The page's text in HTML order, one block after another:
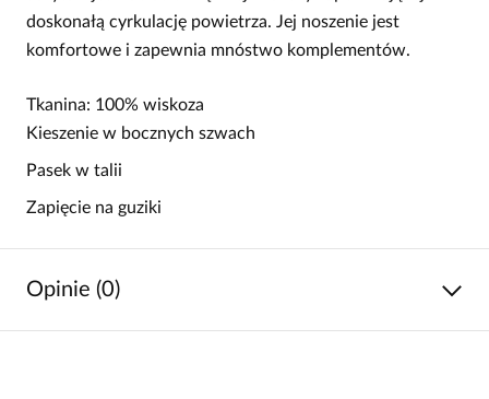
doskonałą cyrkulację powietrza. Jej noszenie jest
komfortowe i zapewnia mnóstwo komplementów.
Tkanina: 100% wiskoza
Kieszenie w bocznych szwach
Pasek w talii
Zapięcie na guziki
Opinie (0)